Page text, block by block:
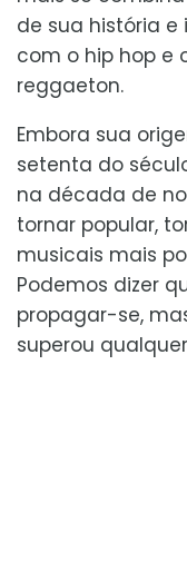
de sua história
com o hip hop e
reggaeton.
Embora sua
setenta do
na década de
tornar popular,
musicais mais
Podemos dizer
propagar-se,
superou